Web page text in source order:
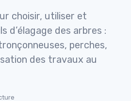
choisir, utiliser et
d’élagage des arbres :
perches,
des travaux au